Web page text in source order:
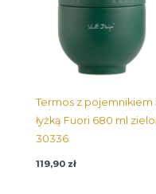
Termos z pojemnikiem
łyżką Fuori 680 ml
30336
119,90 zł